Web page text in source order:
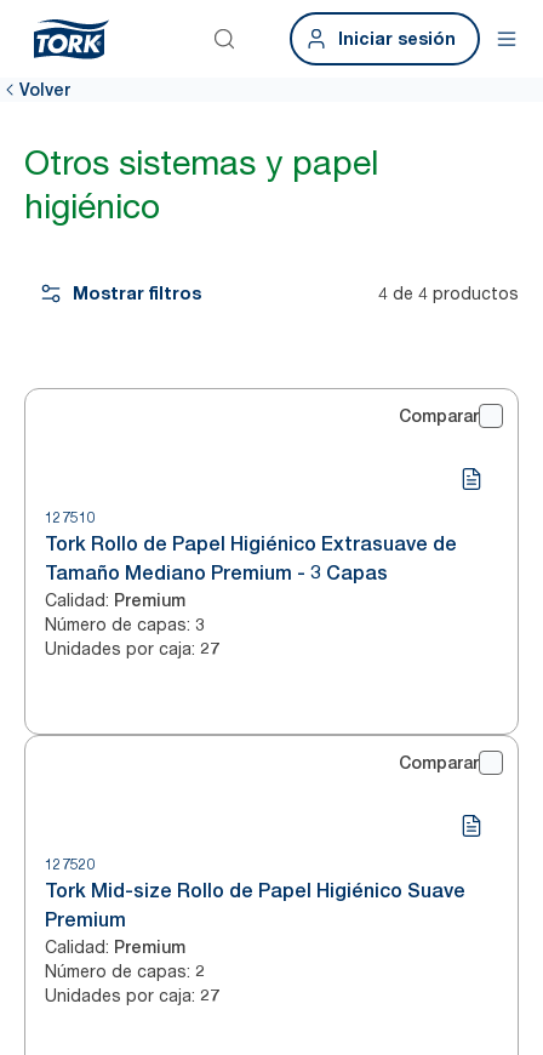
Iniciar sesión
Volver
Otros sistemas y papel
higiénico
Mostrar filtros 4 de 4 productos
Comparar
127510
Tork Rollo de Papel Higiénico Extrasuave de
Tamaño Mediano Premium - 3 Capas
Calidad: Premium
Número de capas: 3
Unidades por caja: 27
Comparar
127520
Tork Mid-size Rollo de Papel Higiénico Suave
Premium
Calidad: Premium
Número de capas: 2
Unidades por caja: 27